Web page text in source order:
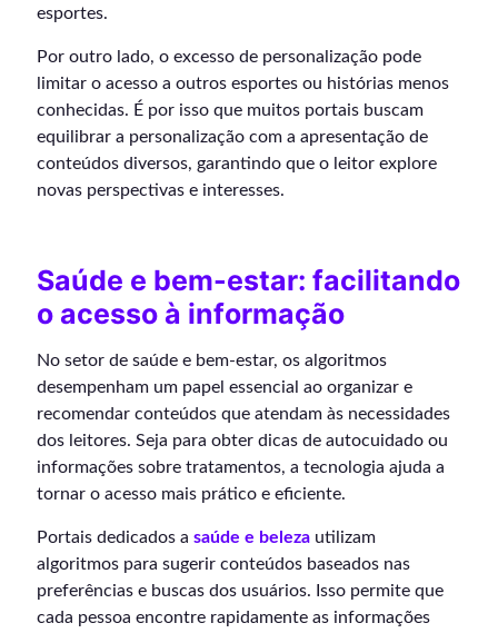
esportes.
Por outro lado, o excesso de personalização pode
limitar o acesso a outros esportes ou histórias menos
conhecidas. É por isso que muitos portais buscam
equilibrar a personalização com a apresentação de
conteúdos diversos, garantindo que o leitor explore
novas perspectivas e interesses.
Saúde e bem-estar: facilitando
o acesso à informação
No setor de saúde e bem-estar, os algoritmos
desempenham um papel essencial ao organizar e
recomendar conteúdos que atendam às necessidades
dos leitores. Seja para obter dicas de autocuidado ou
informações sobre tratamentos, a tecnologia ajuda a
tornar o acesso mais prático e eficiente.
Portais dedicados a saúde e beleza utilizam
algoritmos para sugerir conteúdos baseados nas
preferências e buscas dos usuários. Isso permite que
cada pessoa encontre rapidamente as informações